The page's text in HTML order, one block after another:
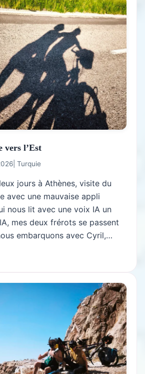
vers l’Est
Turquie
jours à Athènes, visite du
avec une mauvaise appli
nous lit avec une voix IA un
mes deux frérots se passent
embarquons avec Cyril,…